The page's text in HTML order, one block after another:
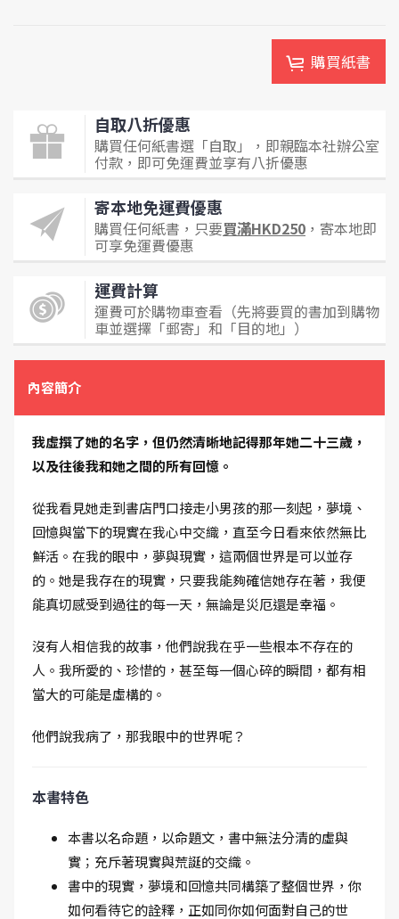
購買紙書
自取八折優惠
購買任何紙書選「自取」，即親臨本社辦公室
付款，即可免運費並享有八折優惠
寄本地免運費優惠
購買任何紙書，只要買滿HKD250 ，寄本地即
可享免運費優惠
運費計算
運費可於購物車查看（先將要買的書加到購物
車並選擇「郵寄」和「目的地」）
內容簡介
我虛撰了她的名字，但仍然清晰地記得那年她二十三歲，
以及往後我和她之間的所有回憶。
從我看見她走到書店門口接走小男孩的那一刻起，夢境、
回憶與當下的現實在我心中交織，直至今日看來依然無比
鮮活。在我的眼中，夢與現實，這兩個世界是可以並存
的。她是我存在的現實，只要我能夠確信她存在著，我便
能真切感受到過往的每一天，無論是災厄還是幸福。
沒有人相信我的故事，他們說我在乎一些根本不存在的
人。我所愛的、珍惜的，甚至每一個心碎的瞬間，都有相
當大的可能是虛構的。
他們說我病了，那我眼中的世界呢？
本書特色
本書以名命題，以命題文，書中無法分清的虛與
實；充斥著現實與荒誕的交織。
書中的現實，夢境和回憶共同構築了整個世界，你
如何看待它的詮釋，正如同你如何面對自己的世